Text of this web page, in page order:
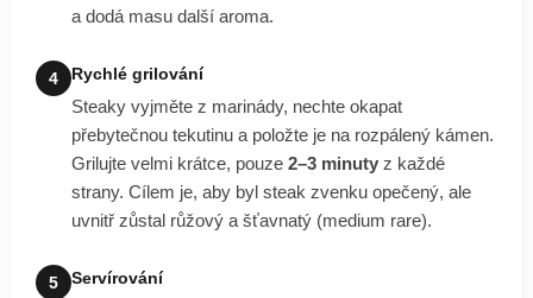
a dodá masu další aroma.
4 Rychlé grilování
Steaky vyjměte z marinády, nechte okapat
přebytečnou tekutinu a položte je na rozpálený kámen.
Grilujte velmi krátce, pouze 2–3 minuty z každé
strany. Cílem je, aby byl steak zvenku opečený, ale
uvnitř zůstal růžový a šťavnatý (medium rare).
5 Servírování